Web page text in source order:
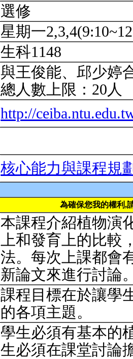
選修
星期一
生科1148
與王俊能、邱少婷
總人數上限：20人
http://
核心能力與課程規
為確保您我的權利,
本課程介紹植物演
上和發育上的比較
法。每次上課都會
新論文來進行討論
課程目標在於讓學
的各項主題。
學生必須有基本的
生必須在課堂討論